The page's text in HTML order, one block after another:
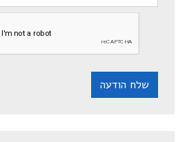
שלח הודעה